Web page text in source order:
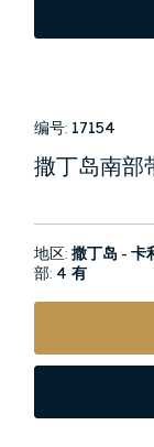
编号: 17154
撒丁岛南部
地区:撒丁岛 - 卡
部: 4 有